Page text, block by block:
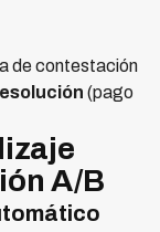
de contestación
(pago
A/B